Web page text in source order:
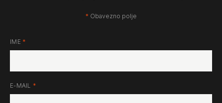
* Obavezno polje
IME*
E-MAIL *